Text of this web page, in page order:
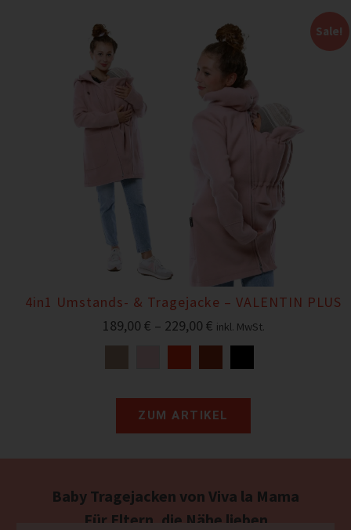
Sale!
4in1 Umstands- & Tragejacke – VALENTIN PLUS
189,00 € – 229,00 € inkl. MwSt.
ZUM ARTIKEL
Baby Tragejacken von Viva la Mama
Für Eltern, die Nähe lieben